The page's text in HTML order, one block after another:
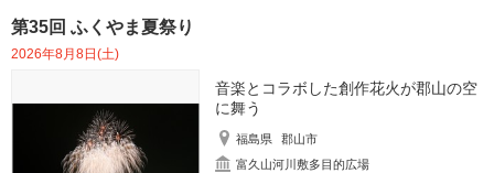
第35回 ふくやま夏祭り
2026年8月8日(土)
音楽とコラボした創作花火が郡山の空
に舞う
福島県
郡山市
富久山河川敷多目的広場